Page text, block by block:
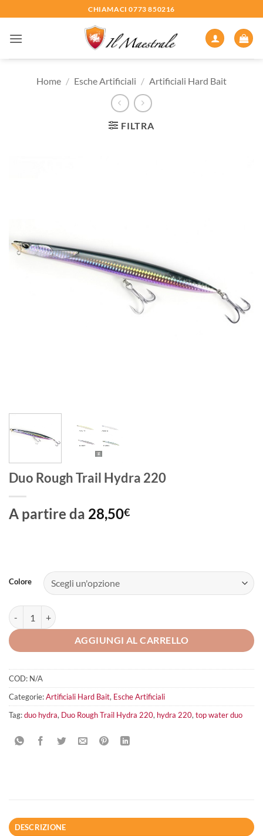
ai
contenuti
CHIAMACI 0773 850216
Home / Esche Artificiali / Artificiali Hard Bait
FILTRA
Duo Rough Trail Hydra 220
A partire da 28,50€
Colore
Duo Rough Trail Hydra 220 quantità
AGGIUNGI AL CARRELLO
COD: N/A
Categorie:Artificiali Hard Bait, Esche Artificiali
Tag:duo hydra, Duo Rough Trail Hydra 220, hydra 220, top water duo
DESCRIZIONE